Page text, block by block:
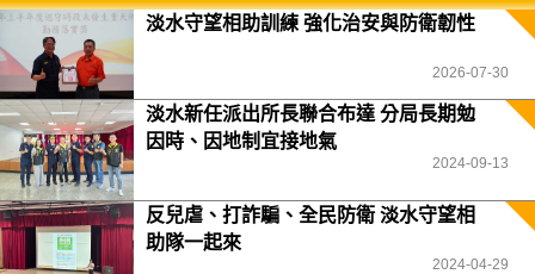
淡水守望相助訓練 強化治安與防衛韌性
2026-07-30
淡水新任派出所長聯合布達 分局長期勉
因時、因地制宜接地氣
2024-09-13
反兒虐、打詐騙、全民防衛 淡水守望相
助隊一起來
2024-04-29